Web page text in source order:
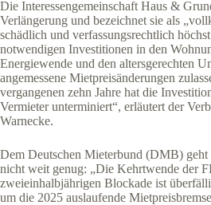
Die Interessengemeinschaft Haus &
Verlängerung und bezeichnet sie als
schädlich und verfassungsrechtlich
notwendigen Investitionen in den
Energiewende und den altersgerechten
angemessene Mietpreisänderungen
vergangenen zehn Jahre hat die
Vermieter unterminiert“, erläutert der
Warnecke.
Dem Deutschen Mieterbund (DMB)
nicht weit genug: „Die Kehrtwende der
zweieinhalbjährigen Blockade ist
um die 2025 auslaufende